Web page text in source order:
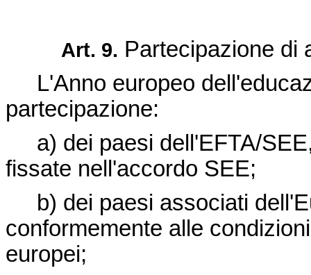
Art. 9. Partecipazione di
L'Anno europeo
partecipazione:
a) dei paesi dell'EFTA/
fissate nell'accordo SEE;
b) dei paesi associati
conformemente alle
europei;